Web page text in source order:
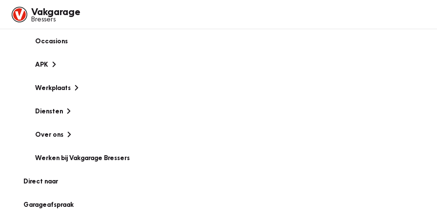
Vakgarage
Bressers
Occasions
APK
Werkplaats
Diensten
Over ons
Werken bij Vakgarage Bressers
Direct naar
Garageafspraak